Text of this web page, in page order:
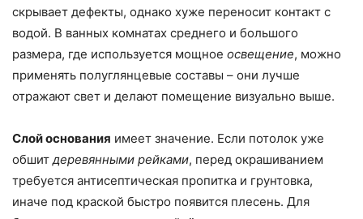
скрывает дефекты, однако хуже переносит контакт с
водой. В ванных комнатах среднего и большого
размера, где используется мощное освещение, можно
применять полуглянцевые составы – они лучше
отражают свет и делают помещение визуально выше.
Слой основания имеет значение. Если потолок уже
обшитдеревянными рейками, перед окрашиванием
требуется антисептическая пропитка и грунтовка,
иначе под краской быстро появится плесень. Для